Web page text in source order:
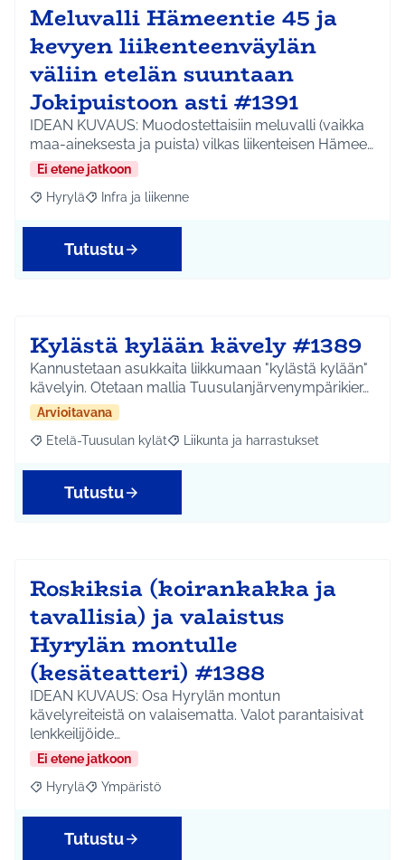
Meluvalli Hämeentie 45 ja
kevyen liikenteenväylän
väliin etelän suuntaan
Jokipuistoon asti #1391
IDEAN KUVAUS: Muodostettaisiin meluvalli (vaikka
maa-aineksesta ja puista) vilkas liikenteisen Hämee…
Ei etene jatkoon
Rajaa tulokset aihepiirin mukaan: Hyrylä
Hyrylä Rajaa tulokset teeman mukaan: Infra ja liikenne
Infra ja liikenne
Tutustu
Kylästä kylään kävely #1389
Kannustetaan asukkaita liikkumaan "kylästä kylään"
kävelyin. Otetaan mallia Tuusulanjärvenympärikier…
Arvioitavana
Rajaa tulokset aihepiirin mukaan: Etelä-Tuusulan kylät
Etelä-Tuusulan kylät Rajaa tulokset teeman mukaan:
Liikunta ja harrastukset
Tutustu
Roskiksia (koirankakka ja
tavallisia) ja valaistus
Hyrylän montulle
(kesäteatteri) #1388
IDEAN KUVAUS: Osa Hyrylän montun
kävelyreiteistä on valaisematta. Valot parantaisivat
lenkkeilijöide…
Ei etene jatkoon
Rajaa tulokset aihepiirin mukaan: Hyrylä
Hyrylä Rajaa tulokset teeman mukaan: Ympäristö
Ympäristö
Tutustu